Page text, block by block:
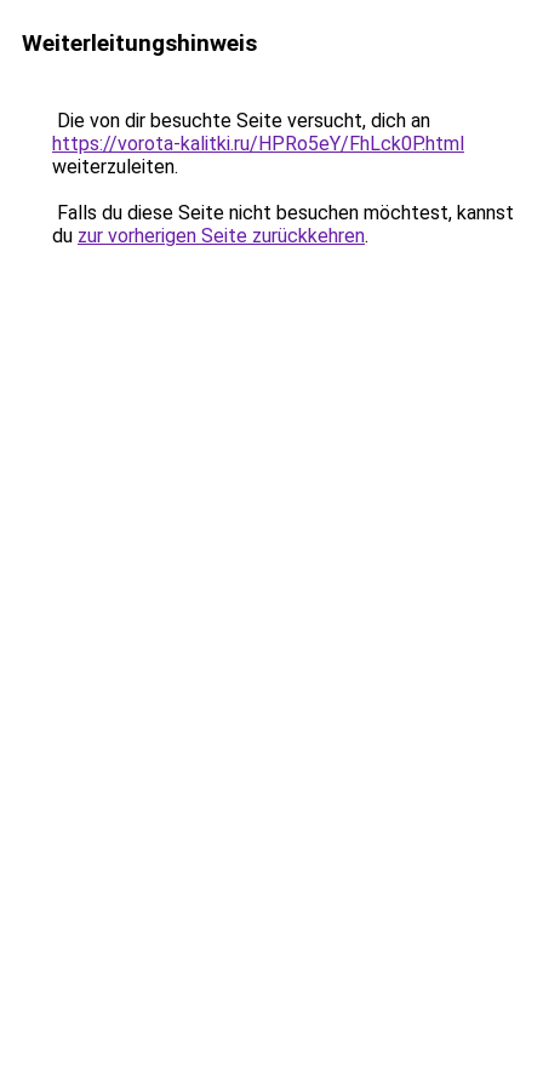
Weiterleitungshinweis
Die von dir besuchte Seite versucht, dich an
https://vorota-kalitki.ru/HPRo5eY/FhLck0P.html
weiterzuleiten.
Falls du diese Seite nicht besuchen möchtest, kannst
du zur vorherigen Seite zurückkehren.